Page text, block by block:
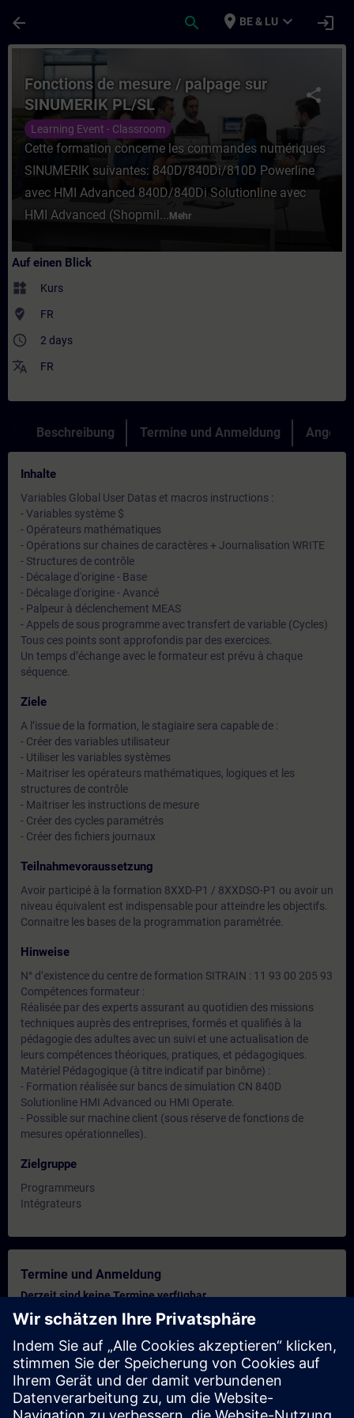
arrow_back search place BE & LU expand_more login
Kurs - Fonctions de mesure / palpage
share
Fonctions de mesure / palpage sur
SINUMERIK PL/SL
Learning Event - Classroom
Cette formation concerne les commandes numériques
SINUMERIK suivantes: 840D/840Di/810D Powerline
avec HMI Advanced 840D/840Di Solutionline avec
HMI Advanced (Shopmil... Mehr
Auf einen Blick
widgets Kurs
where_to_vote FR
access_time 2 days
translate FR
Beschreibung Termine und Anmeldung Angebot
Inhalte
Variables Global User Datas et macros instructions :
- Variables système $
- Opérateurs mathématiques
- Opérations sur chaines de caractères + Journalisation WRITE
- Structures de contrôle
- Décalage d'origine - Base
- Décalage d'origine - Avancé
- Palpeur à déclenchement MEAS
- Appels de sous programme avec transfert de variable (Cycles)
Tous ces points sont approfondis par des exercices.
Un temps d’échange avec le formateur est prévu à chaque
séquence.
Ziele
A l’issue de la formation, le stagiaire sera capable de :
- Créer des variables utilisateur
- Utiliser les variables systèmes
- Maitriser les opérateurs mathématiques, logiques et les
structures de contrôle
- Maitriser les instructions de mesure
- Créer des cycles paramétrés
- Créer des fichiers journaux
Teilnahmevoraussetzung
Avoir participé à la formation 8XXD-P1 / 8XXDSO-P1 ou avoir un
niveau équivalent est indispensable pour atteindre les objectifs.
Connaitre les bases de la programmation paramétrée.
Hinweise
N° d’existence du centre de formation SITRAIN : 11 93 00 205 93
Compétences formateur :
Réalisée par des experts assurant au quotidien des missions
techniques auprès des entreprises, formés et qualifiés à la
pédagogie des adultes avec un suivi et une actualisation de
leurs compétences théoriques, pratiques, et pédagogiques.
Matériel Pédagogique (à titre indicatif par binôme) :
- Formation réalisée sur bancs de simulation CN 840D
Solutionline HMI Advanced ou HMI Operate.
- Possible sur machine client (sous réserve de fonctions de
mesures opérationnelles).
Zielgruppe
Programmeurs
Intégrateurs
Termine und Anmeldung
Derzeit sind keine Termine verfügbar
Setzen Sie sich auf die Interessentenliste und erhalten Sie eine
Benachrichtigung sobald neue Termine verfügbar sind.
Benachrichtigungsservice aktivieren